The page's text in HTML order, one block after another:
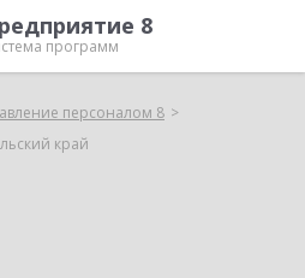
8
программ
персоналом 8
край